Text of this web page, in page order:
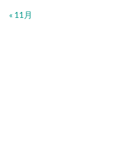
« 11月